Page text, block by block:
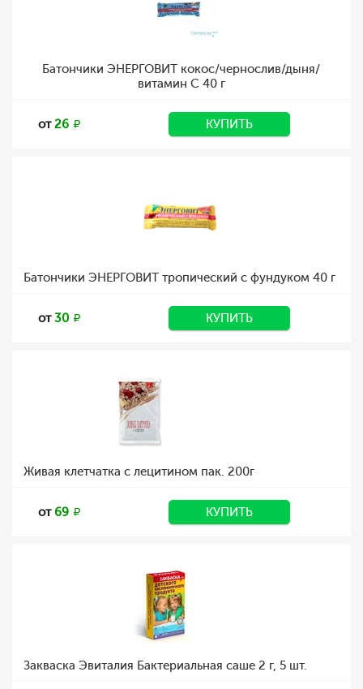
Батончики ЭНЕРГОВИТ кокос/чернослив/дыня/
витамин С 40 г
от26 КУПИТЬ
Батончики ЭНЕРГОВИТ тропический с фундуком 40 г
от30 КУПИТЬ
Живая клетчатка с лецитином пак. 200г
от69 КУПИТЬ
Закваска Эвиталия Бактериальная саше 2 г, 5 шт.